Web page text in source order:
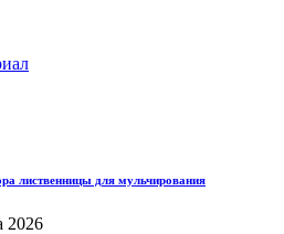
лиственницы для мульчирования
2026